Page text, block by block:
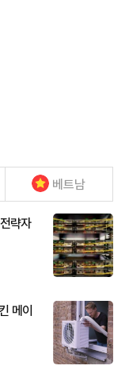
베트남
략자
메이